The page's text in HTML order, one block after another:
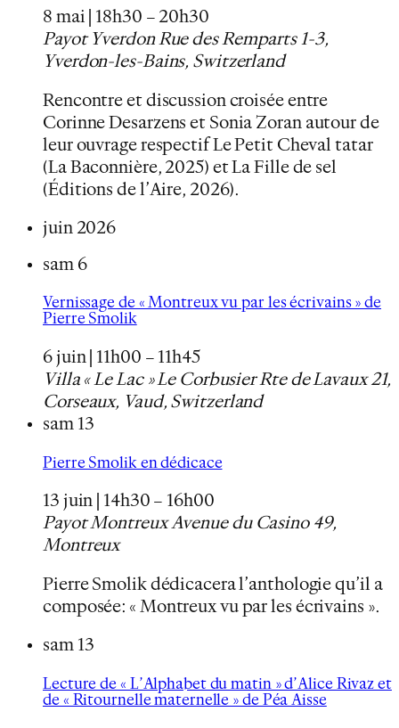
8 mai | 18h30 – 20h30
Payot YverdonRue des Remparts 1-3,
Yverdon-les-Bains, Switzerland
Rencontre et discussion croisée entre
Corinne Desarzens et Sonia Zoran autour de
leur ouvrage respectif Le Petit Cheval tatar
(La Baconnière, 2025) et La Fille de sel
(Éditions de l’Aire, 2026).
juin 2026
sam 6
Vernissage de « Montreux vu par les écrivains » de
Pierre Smolik
6 juin | 11h00 – 11h45
Villa « Le Lac » Le CorbusierRte de Lavaux 21,
Corseaux, Vaud, Switzerland
sam 13
Pierre Smolik en dédicace
13 juin | 14h30 – 16h00
Payot MontreuxAvenue du Casino 49,
Montreux
Pierre Smolik dédicacera l’anthologie qu’il a
composée: « Montreux vu par les écrivains ».
sam 13
Lecture de « L’Alphabet du matin » d’Alice Rivaz et
de « Ritournelle maternelle » de Péa Aisse